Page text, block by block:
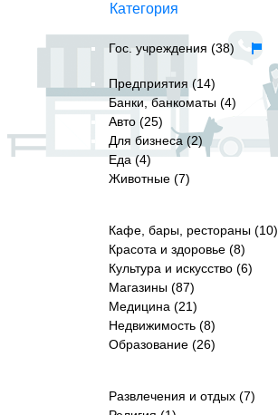
Категория
Гос. учреждения (38)
Предприятия (14)
Банки, банкоматы (4)
Авто (25)
Для бизнеса (2)
Еда (4)
Животные (7)
Кафе, бары, рестораны (10)
Красота и здоровье (8)
Культура и искусство (6)
Магазины (87)
Медицина (21)
Недвижимость (8)
Образование (26)
Развлечения и отдых (7)